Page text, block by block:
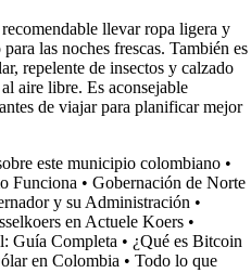
llevar ropa ligera y
las noches frescas. También es
repelente de insectos y calzado
aire libre. Es aconsejable
de viajar para planificar mejor
este municipio colombiano •
Funciona • Gobernación de Norte
y su Administración •
en Actuele Koers •
Guía Completa • ¿Qué es Bitcoin
en Colombia • Todo lo que